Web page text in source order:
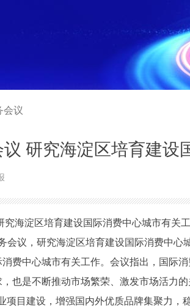
会议
研究海淀区培育建设
淀区培育建设国际消费中心城市有关
议，研究海淀区培育建设国际消费中心
中心城市有关工作。会议指出，国际消
也是不断推动市场繁荣、激发市场活力
项目建设，增强国内外优质品牌集聚力